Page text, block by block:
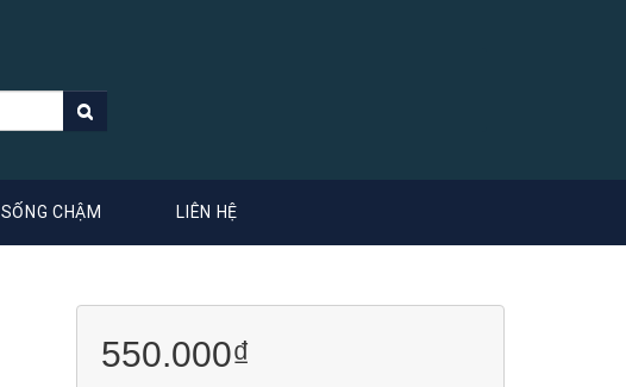
SỐNG CHẬM LIÊN HỆ
550.000₫